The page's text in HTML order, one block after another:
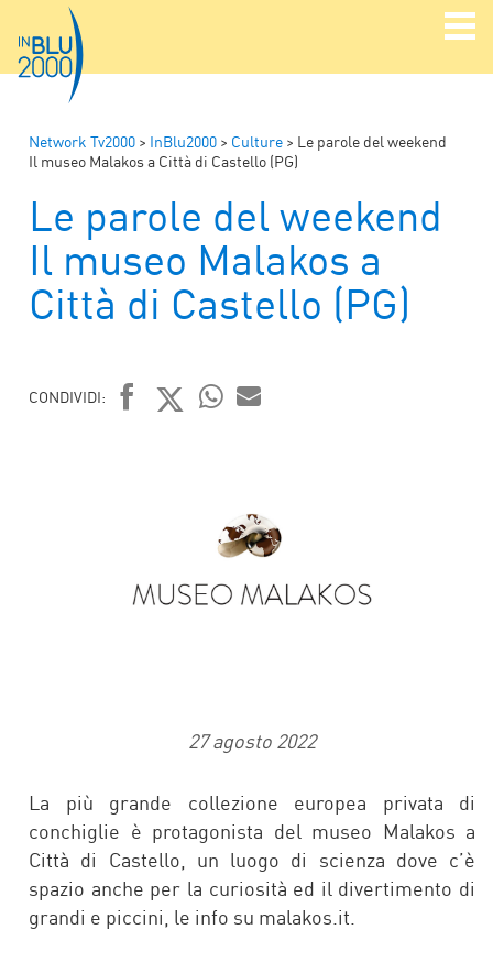
Network Tv2000 > InBlu2000 > Culture > Le parole del weekend
Il museo Malakos a Città di Castello (PG)
Le parole del weekend
Il museo Malakos a
Città di Castello (PG)
CONDIVIDI:
27 agosto 2022
La più grande collezione europea privata di
conchiglie è protagonista del museo Malakos a
Città di Castello, un luogo di scienza dove c’è
spazio anche per la curiosità ed il divertimento di
grandi e piccini, le info su malakos.it.